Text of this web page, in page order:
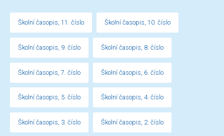
Školní časopis, 11. číslo Školní časopis, 10. číslo
Školní časopis, 9. číslo Školní časopis, 8. číslo
Školní časopis, 7. číslo Školní časopis, 6. číslo
Školní časopis, 5. číslo Školní časopis, 4. číslo
Školní časopis, 3. číslo Školní časopis, 2. číslo